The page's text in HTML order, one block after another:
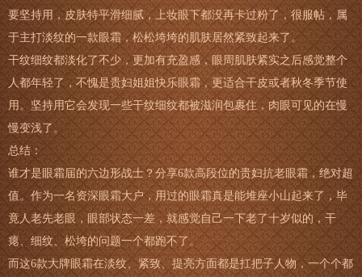
要坚持用，皮肤特平滑细腻，上妆眼下都没再卡过粉了，很服帖，属
于主打淡纹的一款眼霜，松松垮垮的肌肤居然紧致起来了。
干纹细纹都淡化了不少，更加有充盈感，眼周肌肤紧实之后感觉整个
人都年轻了，不愧是贵妇姐姐快乐眼霜，更适合干皮或者秋冬季节使
用。坚持用它会发现一些干纹细纹都被滋润包裹住，肉眼可见的在慢
慢变浅了。
总结：
谁才是眼霜届的六边形战士？分享6款高段位的贵妇抗老眼霜，绝对超
值。作为一名资深眼霜大户，用过的眼霜真是能堆座小山起来了，毕
竟人老先老眼，眼部状态一差，就感觉自己一下老了十岁似的，干
瘪、细纹、松垮的问题一个都跑不了。
而这6款大牌眼霜在淡纹、紧致、提亮方面都是扛把子人物，一个个都